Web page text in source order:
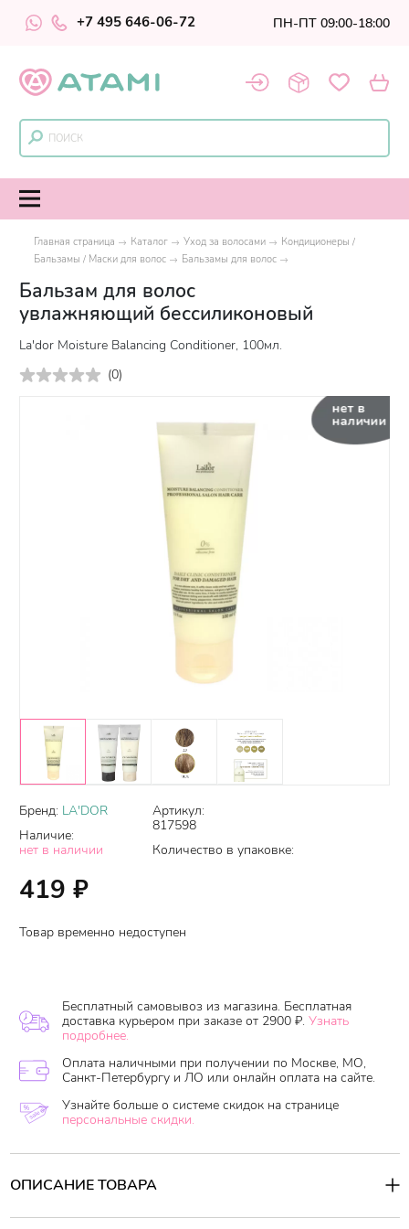
+7 495 646-06-72 ПН-ПТ 09:00-18:00
Главная страница Каталог Уход за волосами
Кондиционеры /
Бальзамы / Маски для волос
Бальзамы для волос
Бальзам для волос
увлажняющий бессиликоновый
La'dor Moisture Balancing Conditioner, 100мл.
(0)
нет в
наличии
Бренд: LA'DOR
Наличие:
нет в наличии
Артикул:
817598
Количество в упаковке:
419 ₽
Товар временно недоступен
Бесплатный самовывоз из магазина. Бесплатная
доставка курьером при заказе от 2900 ₽. Узнать
подробнее.
Оплата наличными при получении по Москве, МО,
Санкт-Петербургу и ЛО или онлайн оплата на сайте.
Узнайте больше о системе скидок на странице
персональные скидки.
ОПИСАНИЕ ТОВАРА
Восстанавливающий бальзам La'dor Moisture Balancing